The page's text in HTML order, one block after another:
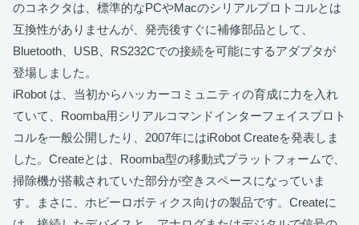
のコネクタは、標準的なPCやMacのシリアルプロトコルとは
互換性がありませんが、発売後すぐに補修部品として、
Bluetooth、USB、RS232Cでの接続を可能にするアダプタが
登場しました。
iRobot は、当初からハッカーコミュニティの育成に力を入れ
ていて、Roomba用シリアルコマンドインターフェイスプロト
コルを一般公開したり、2007年にはiRobot Createを発表しま
した。Createとは、Roomba型の移動式プラットフォームで、
掃除機が搭載されていた部分が空きスペースになっていま
す。まさに、ホビーロボティクス向けの製品です。Createに